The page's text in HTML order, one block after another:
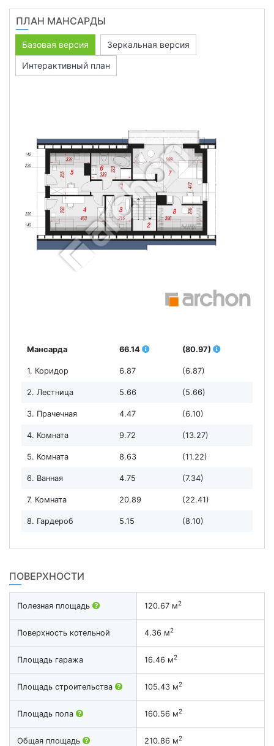
ПЛАН МАНСАРДЫ
Базовая версия
Зеркальная версия
Интерактивный план
Мансарда 66.14 (80.97)
1. Коридор 6.87 (6.87)
2. Лестница 5.66 (5.66)
3. Прачечная 4.47 (6.10)
4. Комната 9.72 (13.27)
5. Комната 8.63 (11.22)
6. Ванная 4.75 (7.34)
7. Комната 20.89 (22.41)
8. Гардероб 5.15 (8.10)
ПОВЕРХНОСТИ
Полезная площадь 120.67 м2
Поверхность котельной 4.36 м2
Площадь гаража 16.46 м2
Площадь строительства 105.43 м2
Площадь пола 160.56 м2
Общая площадь 210.86 м2